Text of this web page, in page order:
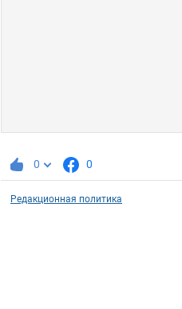
0 0
Редакционная политика